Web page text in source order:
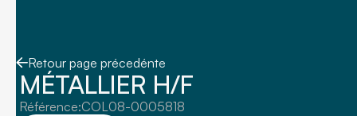
Retour page précedénte
MÉTALLIER H/F
Référence:COL08-0005818